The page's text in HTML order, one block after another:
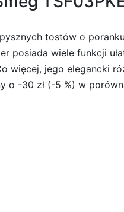
tostów o
posiada wiele funkcji
więcej, jego elegancki
o -30 zł (-5 %) w